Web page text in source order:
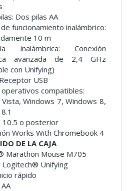
Dos pilas AA
funcionamiento inalámbrico:
10 m
inalámbrica: Conexión
avanzada de 2,4 GHz
con Unifying)
USB
compatibles:
Windows 7, Windows 8,
10.5 o posterior
Works With Chromebook 4
DE LA CAJA
Marathon Mouse M705
Logitech® Unifying
rápido